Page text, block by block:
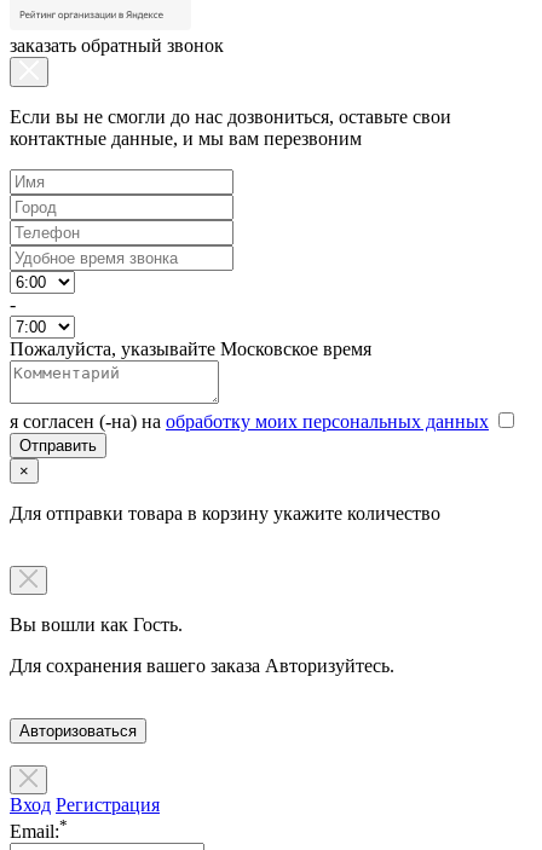
заказать обратный звонок
Если вы не смогли до нас дозвониться, оставьте свои
контактные данные, и мы вам перезвоним
-
Пожалуйста, указывайте Московское время
я согласен (-на) на обработку моих персональных данных
×
Для отправки товара в корзину укажите количество
Вы вошли как Гость.
Для сохранения вашего заказа Авторизуйтесь.
Авторизоваться
Вход Регистрация
Email:*